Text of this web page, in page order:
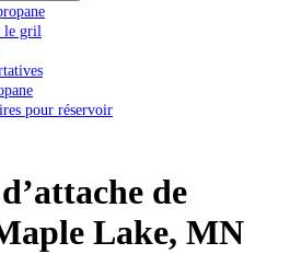
le gril
pour réservoir
de
Lake, MN